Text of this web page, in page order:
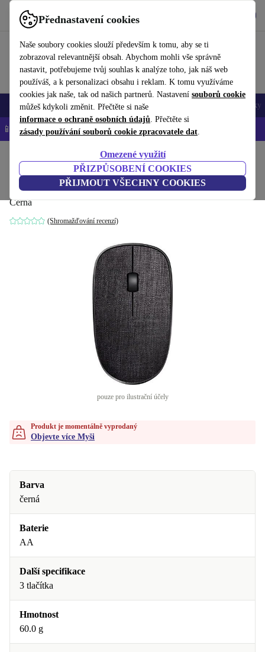
Přednastavení cookies
Naše soubory cookies slouží především k tomu, aby se ti
zobrazoval relevantnější obsah. Abychom mohli vše správně
nastavit, potřebujeme tvůj souhlas k analýze toho, jak náš web
používáš, a k personalizaci obsahu i reklam. K tomu využíváme
cookies jak naše, tak od našich partnerů. Nastavení souborů cookie
můžeš kdykoli změnit. Přečtěte si naše
informace o ochraně osobních údajů. Přečtěte si
zásady používání souborů cookie zpracovatele dat.
Omezené využití
PŘIZPŮSOBENÍ COOKIES
PŘIJMOUT VŠECHNY COOKIES
Používejte refurbed rychle a snadno
Mobily a smartphony Notebooky Tablety Doplňky
📱 -5 % NAVÍC na všechny iPhony – kód: IPHONEDEAL-
Příslušenství Počítačové příslušenství
Rapoo 3510 Plus
Černá
(Shromažďování recenzí)
pouze pro ilustrační účely
Produkt je momentálně vyprodaný
Objevte více Myši
Barva
černá
Baterie
AA
Další specifikace
3 tlačítka
Hmotnost
60.0 g